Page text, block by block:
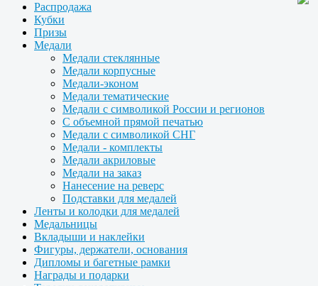
Распродажа
Кубки
Призы
Медали
Медали стеклянные
Медали корпусные
Медали-эконом
Медали тематические
Медали с символикой России и регионов
С объемной прямой печатью
Медали с символикой СНГ
Медали - комплекты
Медали акриловые
Медали на заказ
Нанесение на реверс
Подставки для медалей
Ленты и колодки для медалей
Медальницы
Вкладыши и наклейки
Фигуры, держатели, основания
Дипломы и багетные рамки
Награды и подарки